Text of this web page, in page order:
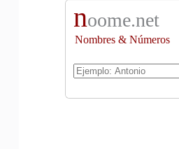
noome.net
Nombres & Números